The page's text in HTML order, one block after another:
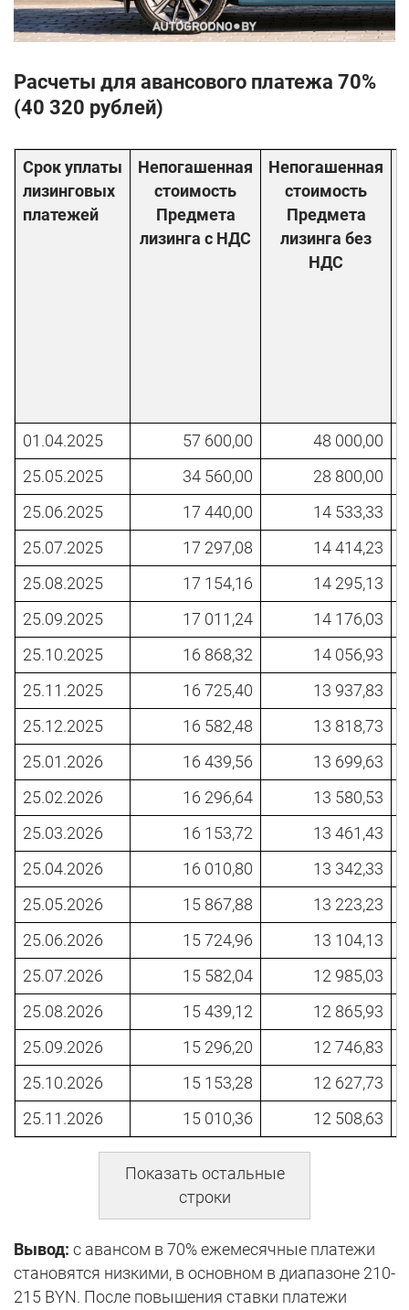
Расчеты для авансового платежа 70%
(40 320 рублей)
Срок уплаты
лизинговых
платежей
Непогашенная
стоимость
Предмета
лизинга с НДС
Непогашенная
стоимость
Предмета
лизинга без
НДС
01.04.2025 57 600,00
48 000,00
25.05.2025
34 560,00
28 800,00
25.06.2025
17 440,00
14 533,33
25.07.2025
17 297,08
14 414,23
25.08.2025
17 154,16
14 295,13
25.09.2025
17 011,24
14 176,03
25.10.2025
16 868,32
14 056,93
25.11.2025
16 725,40
13 937,83
25.12.2025
16 582,48
13 818,73
25.01.2026
16 439,56
13 699,63
25.02.2026
16 296,64
13 580,53
25.03.2026
16 153,72
13 461,43
25.04.2026
16 010,80
13 342,33
25.05.2026
15 867,88
13 223,23
25.06.2026
15 724,96
13 104,13
25.07.2026
15 582,04
12 985,03
25.08.2026
15 439,12
12 865,93
25.09.2026
15 296,20
12 746,83
25.10.2026
15 153,28
12 627,73
25.11.2026
15 010,36 12 508,63
Показать остальные
строки
Вывод: с авансом в 70% ежемесячные платежи
становятся низкими, в основном в диапазоне 210-
215 BYN. После повышения ставки платежи